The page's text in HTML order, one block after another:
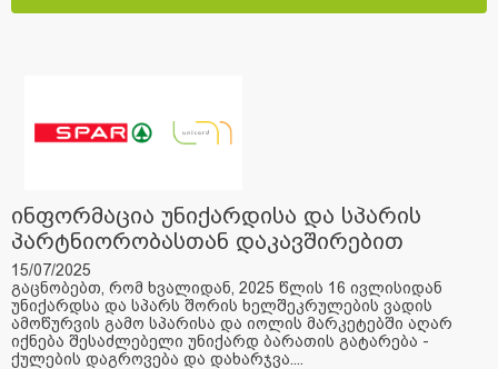
ინფორმაცია უნიქარდისა და სპარის
პარტნიორობასთან დაკავშირებით
15/07/2025
გაცნობებთ, რომ ხვალიდან, 2025 წლის 16 ივლისიდან
უნიქარდსა და სპარს შორის ხელშეკრულების ვადის
ამოწურვის გამო სპარისა და იოლის მარკეტებში აღარ
იქნება შესაძლებელი უნიქარდ ბარათის გატარება -
ქულების დაგროვება და დახარჯვა....